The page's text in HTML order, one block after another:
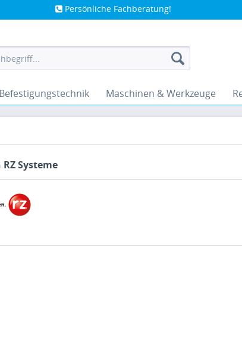
Persönliche Fachberatung!
Befestigungstechnik Maschinen & Werkzeuge
Systeme